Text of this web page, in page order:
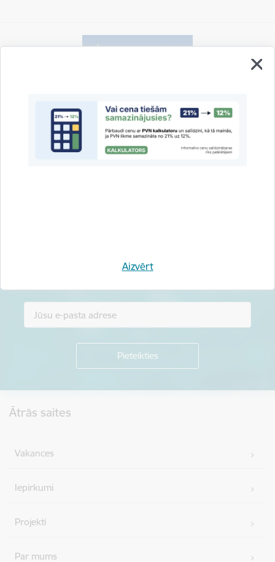
Aizvērt
Vai šī informācija bija noderīga?
Ātrās saites
Vakances
Iepirkumi
Projekti
Par mums